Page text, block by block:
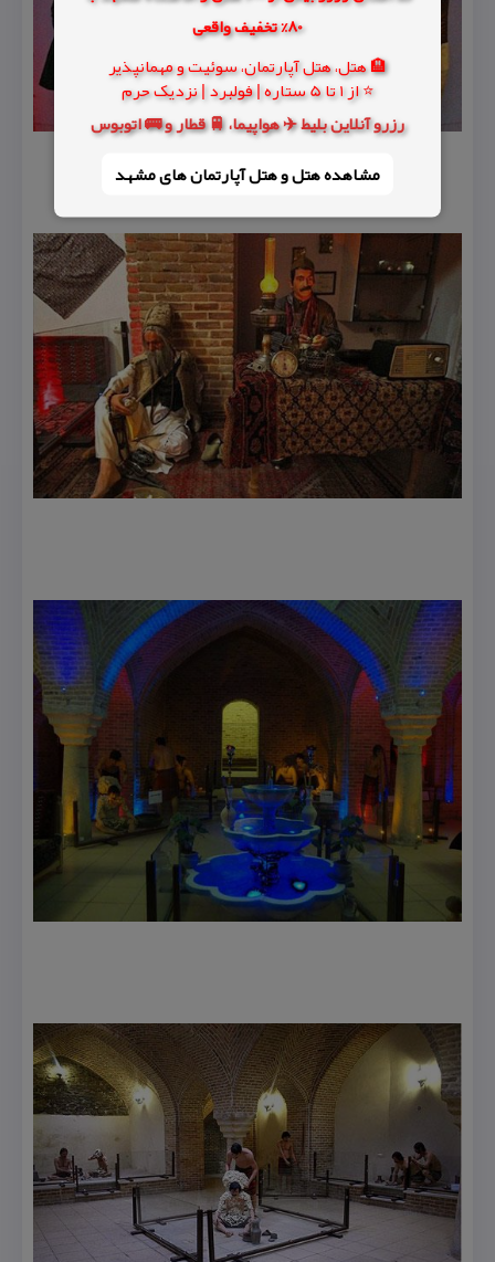
80% تخفیف واقعی
🏨 هتل، هتل آپارتمان، سوئیت و مهمانپذیر
⭐ از 1 تا 5 ستاره | فولبرد | نزدیک حرم
رزرو آنلاین بلیط ✈️ هواپیما، 🚆 قطار و 🚌 اتوبوس
مشاهده هتل و هتل‌ آپارتمان های مشهد